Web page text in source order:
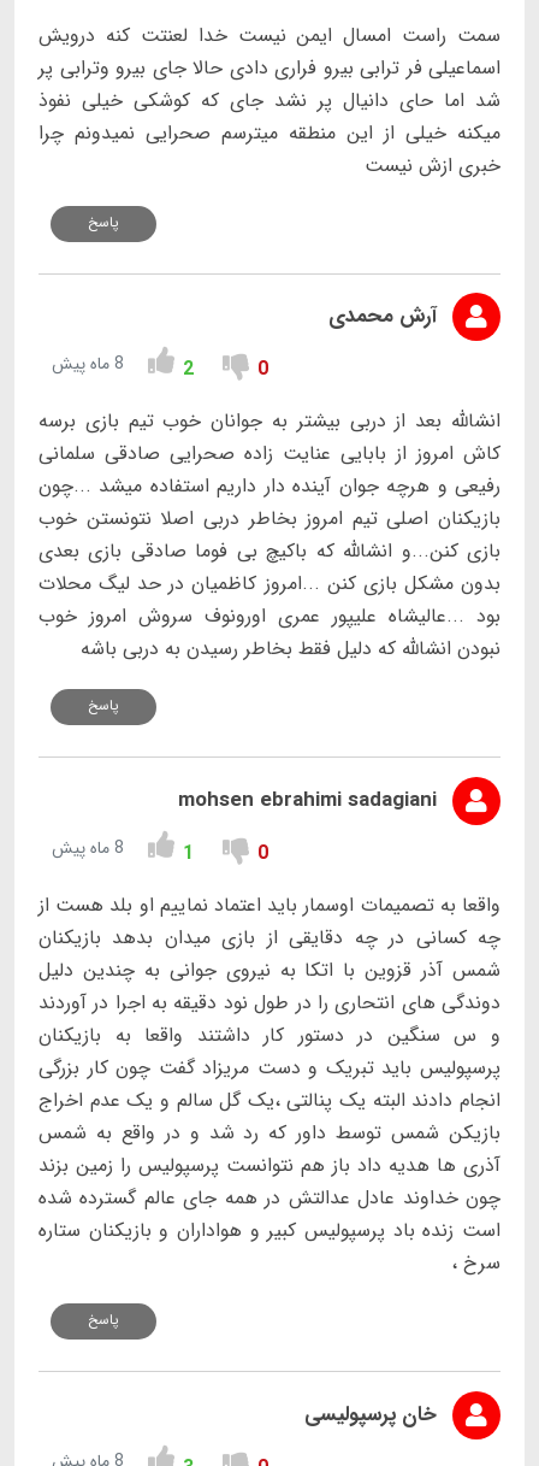
سمت راست امسال ایمن نیست خدا لعنتت کنه درویش
اسماعیلی فر ترابی بیرو فراری دادی حالا جای بیرو وترابی پر
شد اما حای دانیال پر نشد جای که کوشکی خیلی نفوذ
میکنه خیلی از این منطقه میترسم صحرایی نمیدونم چرا
خبری ازش نیست
پاسخ
آرش محمدی
0
2 8 ماه پیش
انشالله بعد از دربی بیشتر به جوانان خوب تیم بازی برسه
کاش امروز از بابایی عنایت زاده صحرایی صادقی سلمانی
رفیعی و هرچه جوان آینده دار داریم استفاده میشد ...چون
بازیکنان اصلی تیم امروز بخاطر دربی اصلا نتونستن خوب
بازی کنن...و انشالله که باکیچ بی فوما صادقی بازی بعدی
بدون مشکل بازی کنن ...امروز کاظمیان در حد لیگ محلات
بود ...عالیشاه علیپور عمری اورونوف سروش امروز خوب
نبودن انشالله که دلیل فقط بخاطر رسیدن به دربی باشه
پاسخ
mohsen ebrahimi sadagiani
0
1 8 ماه پیش
واقعا به تصمیمات اوسمار باید اعتماد نماییم او بلد هست از
چه کسانی در چه دقایقی از بازی میدان بدهد بازیکنان
شمس آذر قزوین با اتکا به نیروی جوانی به چندین دلیل
دوندگی های انتحاری را در طول نود دقیقه به اجرا در آوردند
و س سنگین در دستور کار داشتند واقعا به بازیکنان
پرسپولیس باید تبریک و دست مریزاد گفت چون کار بزرگی
انجام‌ دادند البته یک پنالتی ،یک گل سالم و یک عدم اخراج
بازیکن شمس توسط داور که رد شد و در واقع به شمس
آذری ها هدیه داد باز هم نتوانست پرسپولیس را زمین بزند
چون خداوند عادل عدالتش در همه جای عالم گسترده شده
است زنده باد پرسپولیس کبیر و هواداران و بازیکنان ستاره
سرخ ،
پاسخ
خان پرسپولیسی